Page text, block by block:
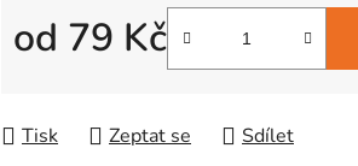
od 79 Kč
Tisk Zeptat se Sdílet